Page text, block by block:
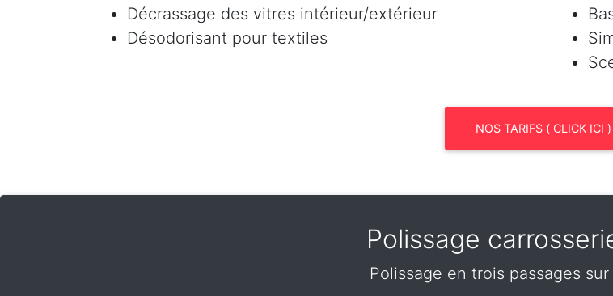
Décrassage des vitres intérieur/extérieur
Désodorisant pour textiles
NOS TARIFS ( CLICK ICI )
Polissage
Polissage en trois passages